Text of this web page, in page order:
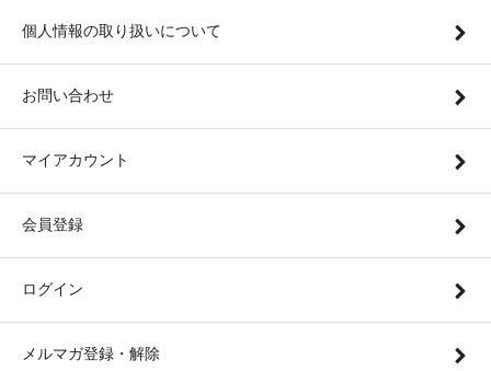
個人情報の取り扱いについて
お問い合わせ
マイアカウント
会員登録
ログイン
メルマガ登録・解除